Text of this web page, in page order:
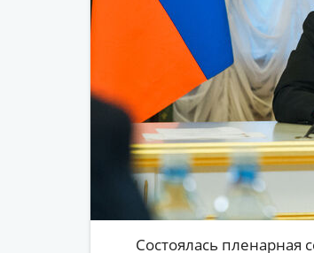
Состоялась пленарная